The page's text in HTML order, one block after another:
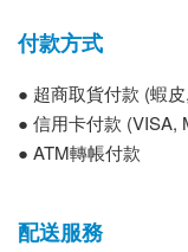
付款方式
● 超商取貨付款 (蝦
● 信用卡付款 (VISA,
● ATM轉帳付款
配送服務